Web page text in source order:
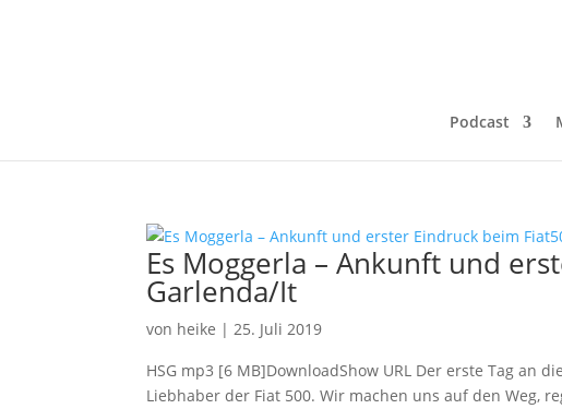
Podcast
Es Moggerla – Ankunft und
Garlenda/It
von heike |25. Juli 2019
HSG mp3 [6 MB]DownloadShow URL Der erste Tag an
Liebhaber der Fiat 500. Wir machen uns auf den Weg,